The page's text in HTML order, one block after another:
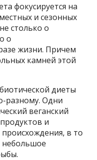
фокусируется на
и сезонных
столько о
о
жизни. Причем
камней этой
диеты
разному. Одни
веганский
и
в то
небольшое